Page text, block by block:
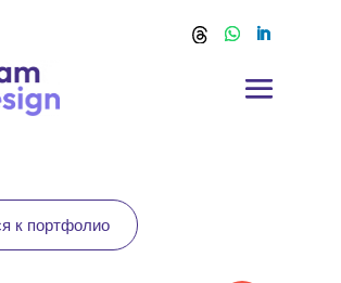
к портфолио